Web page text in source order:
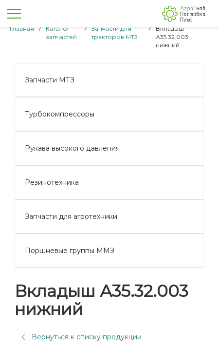
Главная /
Каталог
запчастей
/
Запчасти для
тракторов МТЗ
/
Вкладыш
А35.32.003
нижний
Запчасти МТЗ
Турбокомпрессоры
Рукава высокого давления
Резинотехника
Запчасти для агротехники
Поршневые группы ММЗ
Вкладыш А35.32.003
нижний
Вернуться к списку продукции